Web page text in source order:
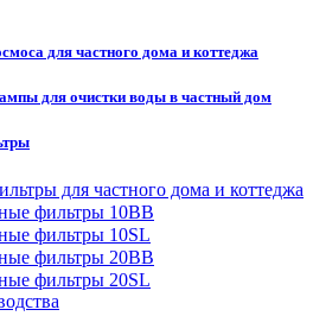
для частного дома и коттеджа
для очистки воды в частный дом
для частного дома и коттеджа
фильтры 10BB
фильтры 10SL
фильтры 20BB
фильтры 20SL